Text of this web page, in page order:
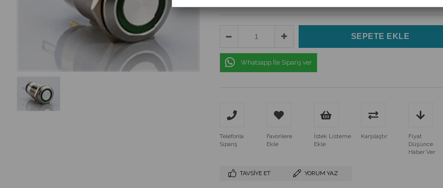
Whatsapp İle Sipariş ver
Telefonla
Sipariş
Favorilere
Ekle
İstek Listeme
Ekle
Karşılaştır
Fiyat
Düşünce
Haber Ver
TAVSIYE ET YORUM YAZ